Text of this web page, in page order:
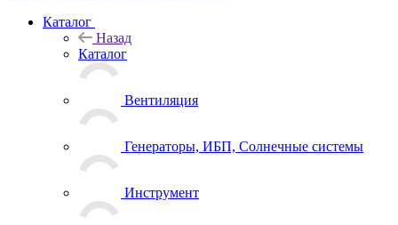
Каталог
Назад
Каталог
Вентиляция
Генераторы, ИБП, Солнечные системы
Инструмент